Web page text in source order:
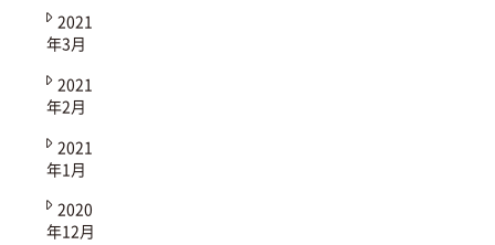
2021
年3月
2021
年2月
2021
年1月
2020
年12月